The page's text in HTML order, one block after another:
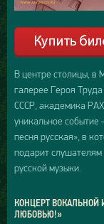
В центре столицы, в
галерее Героя
СССР, академика
уникальное
песня русская», в
подарит слушателям
русской музыки.
КОНЦЕРТ ВОКАЛЬНОЙ
ЛЮБОВЬЮ!»